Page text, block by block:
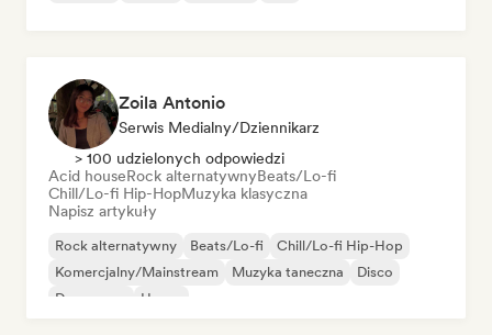
Zoila Antonio
Serwis Medialny/Dziennikarz
> 100 udzielonych odpowiedzi
Acid houseRock alternatywnyBeats/Lo-fi
Chill/Lo-fi Hip-HopMuzyka klasyczna
Napisz artykuły
Rock alternatywny Beats/Lo-fi
Chill/Lo-fi Hip-Hop
Komercjalny/Mainstream
Muzyka taneczna
Disco
Dream pop
House